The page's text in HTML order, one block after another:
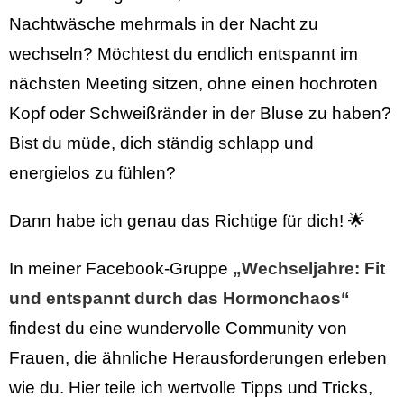
Nachtwäsche mehrmals in der Nacht zu
wechseln? Möchtest du endlich entspannt im
nächsten Meeting sitzen, ohne einen hochroten
Kopf oder Schweißränder in der Bluse zu haben?
Bist du müde, dich ständig schlapp und
energielos zu fühlen?
Dann habe ich genau das Richtige für dich! 🌟
In meiner Facebook-Gruppe „Wechseljahre: Fit
und entspannt durch das Hormonchaos“
findest du eine wundervolle Community von
Frauen, die ähnliche Herausforderungen erleben
wie du. Hier teile ich wertvolle Tipps und Tricks,